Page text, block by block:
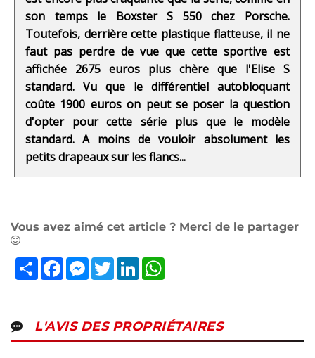
son temps le Boxster S 550 chez Porsche.
Toutefois, derrière cette plastique flatteuse, il ne
faut pas perdre de vue que cette sportive est
affichée 2675 euros plus chère que l'Elise S
standard. Vu que le différentiel autobloquant
coûte 1900 euros on peut se poser la question
d'opter pour cette série plus que le modèle
standard. A moins de vouloir absolument les
petits drapeaux sur les flancs...
Vous avez aimé cet article ? Merci de le partager
PartagerFacebookMessenger
TwitterLinkedIn
L'AVIS DES PROPRIÉTAIRES